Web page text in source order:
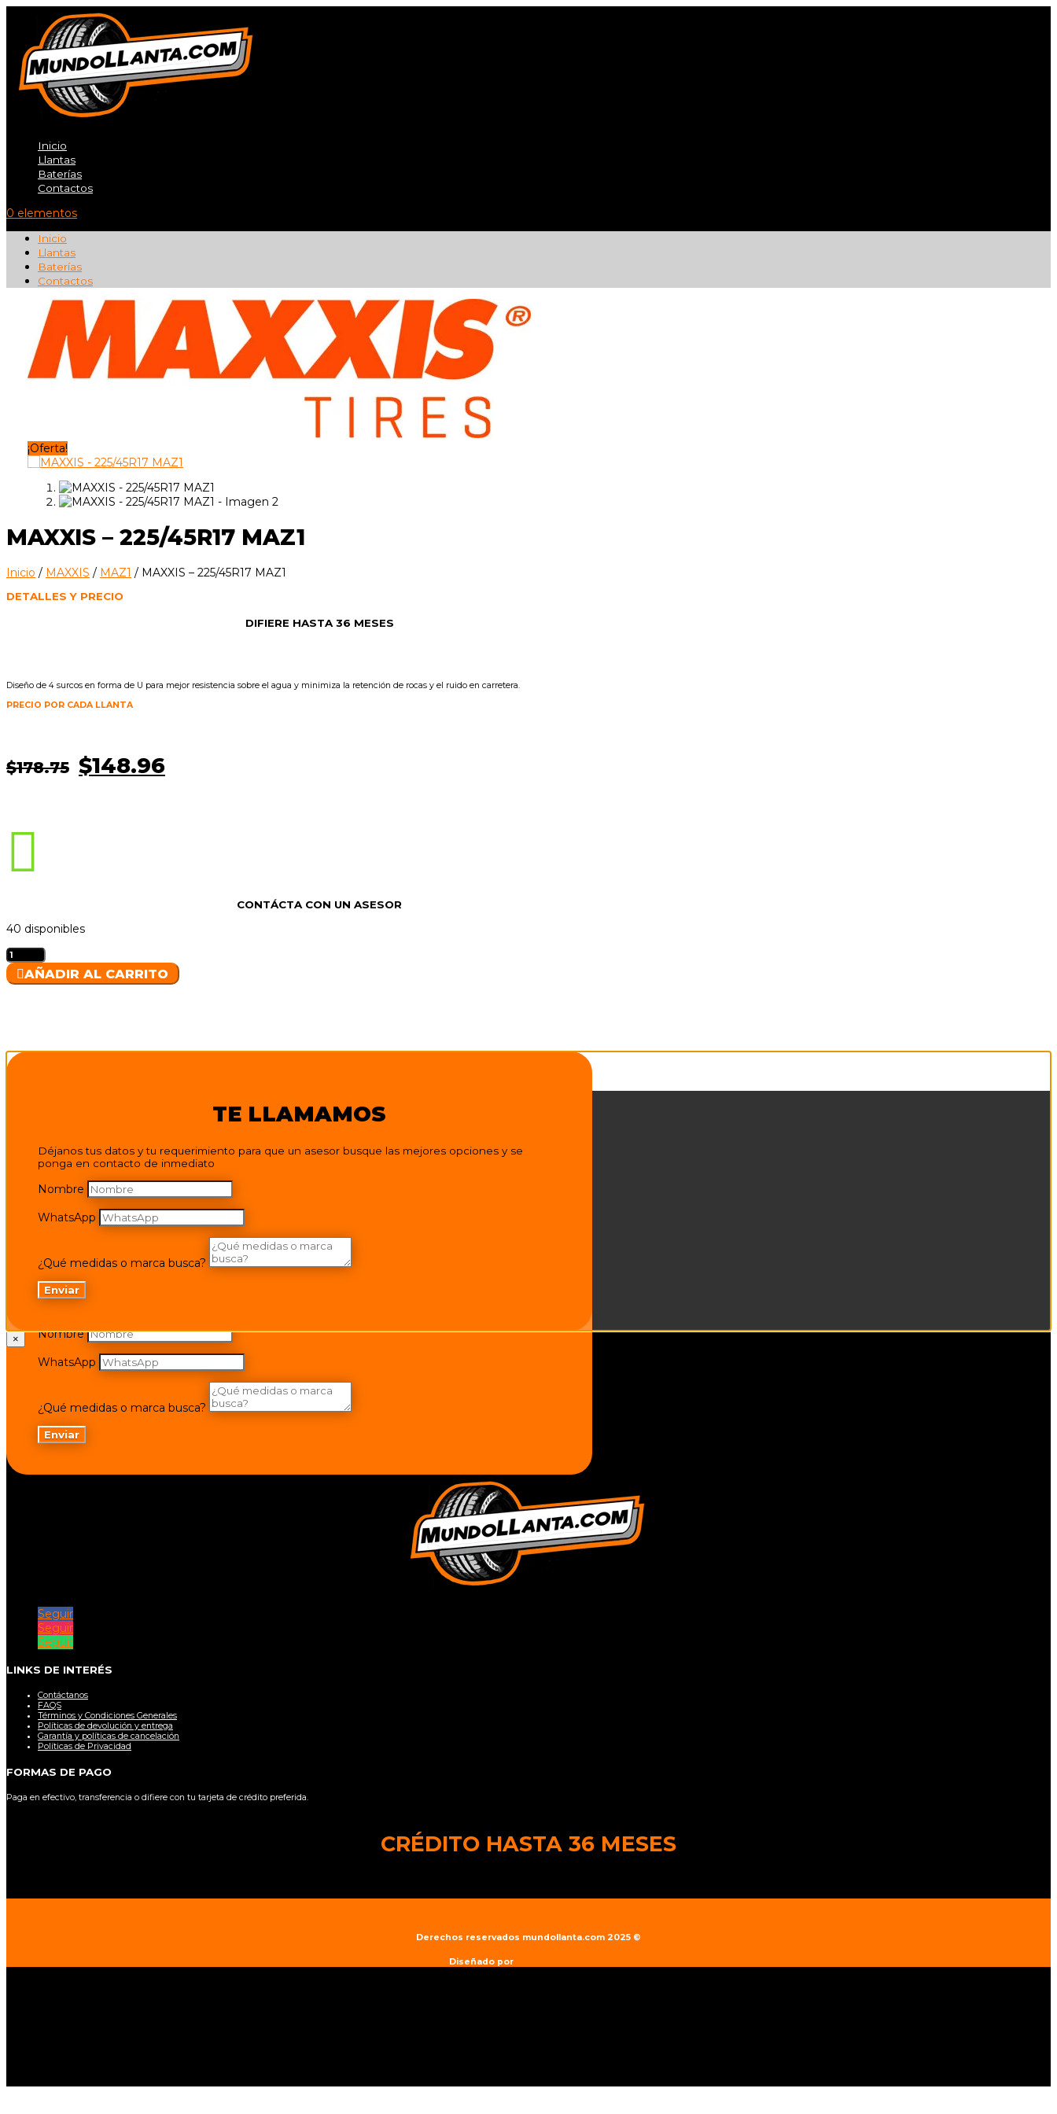
Inicio
Llantas
Baterías
Contactos
0 elementos
Inicio
Llantas
Baterías
Contactos
¡Oferta!
MAXXIS – 225/45R17 MAZ1
Inicio / MAXXIS / MAZ1 / MAXXIS – 225/45R17 MAZ1
DETALLES Y PRECIO
DIFIERE HASTA 36 MESES
Diseño de 4 surcos en forma de U para mejor resistencia sobre el agua y minimiza la retención de rocas y el ruido en carretera.
PRECIO POR CADA LLANTA
$178.75 El
$148.96El
$148.96.

CONTÁCTA CON UN ASESOR
40 disponibles
MAXXIS
-
225/45R17
AÑADIR AL CARRITO
TE LLAMAMOS
Déjanos tus datos y tu requerimiento para que un asesor busque las mejores opciones y se
Nombre
WhatsApp
¿Qué medidas o marca busca?
Enviar
Seguir
Seguir
Seguir
LINKS DE INTERÉS
Contáctanos
FAQS
Términos y Condiciones Generales
Políticas de devolución y entrega
Garantía y políticas de cancelación
Políticas de Privacidad
FORMAS DE PAGO
Paga en efectivo, transferencia o difiere con tu tarjeta de crédito preferida.
CRÉDITO HASTA 36 MESES
Derechos reservados mundollanta.com 2025 ©
Diseñado por
TE LLAMAMOS
Déjanos tus datos y tu requerimiento para que un asesor busque las mejores opciones y se
ponga en contacto de inmediato
Nombre
WhatsApp
¿Qué medidas o marca busca?
Enviar
×